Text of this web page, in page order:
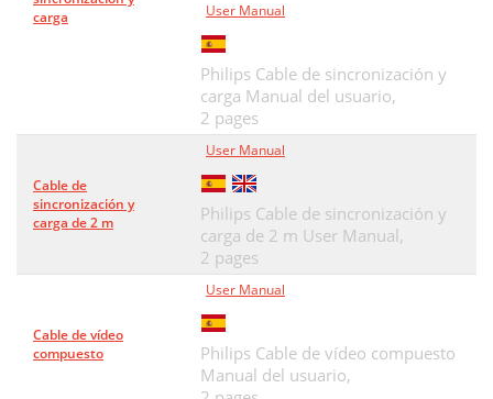
carga
User Manual
Philips Cable de sincronización y
carga Manual del usuario,
2 pages
Cable de
sincronización y
carga de 2 m
User Manual
Philips Cable de sincronización y
carga de 2 m User Manual,
2 pages
Cable de vídeo
compuesto
User Manual
Philips Cable de vídeo compuesto
Manual del usuario,